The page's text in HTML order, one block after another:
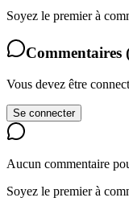
Soyez le premier à
Commentaires
Vous devez être
Se connecter
Aucun commentaire
Soyez le premier à